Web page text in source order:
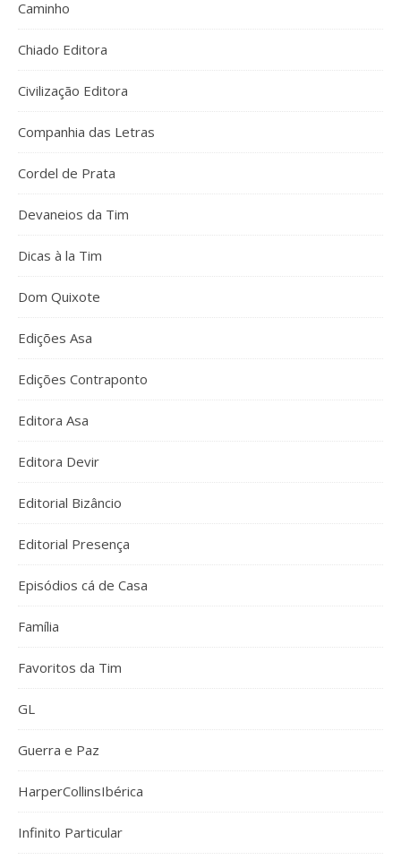
Caminho
Chiado Editora
Civilização Editora
Companhia das Letras
Cordel de Prata
Devaneios da Tim
Dicas à la Tim
Dom Quixote
Edições Asa
Edições Contraponto
Editora Asa
Editora Devir
Editorial Bizâncio
Editorial Presença
Episódios cá de Casa
Família
Favoritos da Tim
GL
Guerra e Paz
HarperCollinsIbérica
Infinito Particular